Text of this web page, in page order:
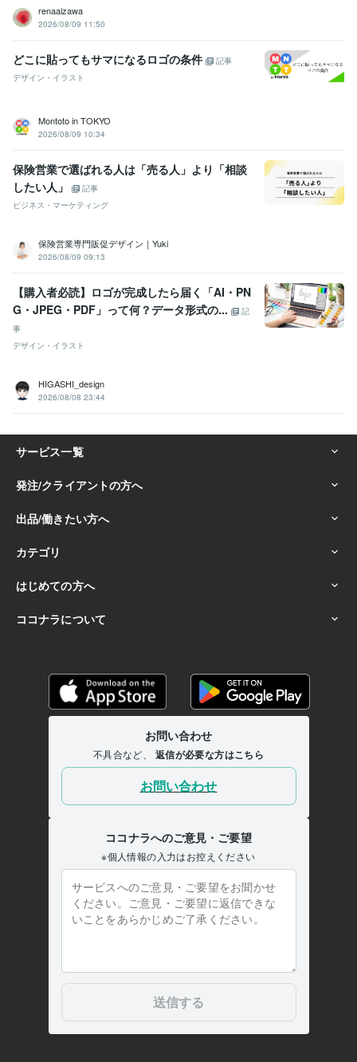
renaaizawa
2026/08/09 11:50
どこに貼ってもサマになるロゴの条件
記事
デザイン・イラスト
Montoto in TOKYO
2026/08/09 10:34
保険営業で選ばれる人は「売る人」より「相談
したい人」
記事
ビジネス・マーケティング
保険営業専門販促デザイン｜Yuki
2026/08/09 09:13
【購入者必読】ロゴが完成したら届く「AI・PN
G・JPEG・PDF」って何？データ形式の...
記
事
デザイン・イラスト
HIGASHI_design
2026/08/08 23:44